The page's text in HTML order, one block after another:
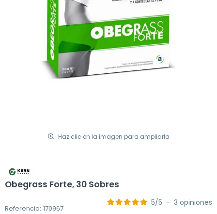
Haz clic en la imagen para ampliarla
Obegrass Forte, 30 Sobres
Referencia: 170967
5/5 - 3 opiniones